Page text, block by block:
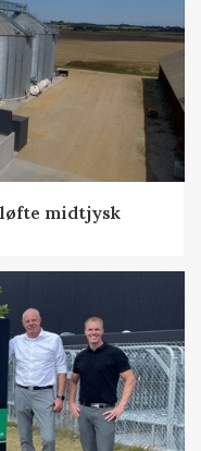
midtjysk